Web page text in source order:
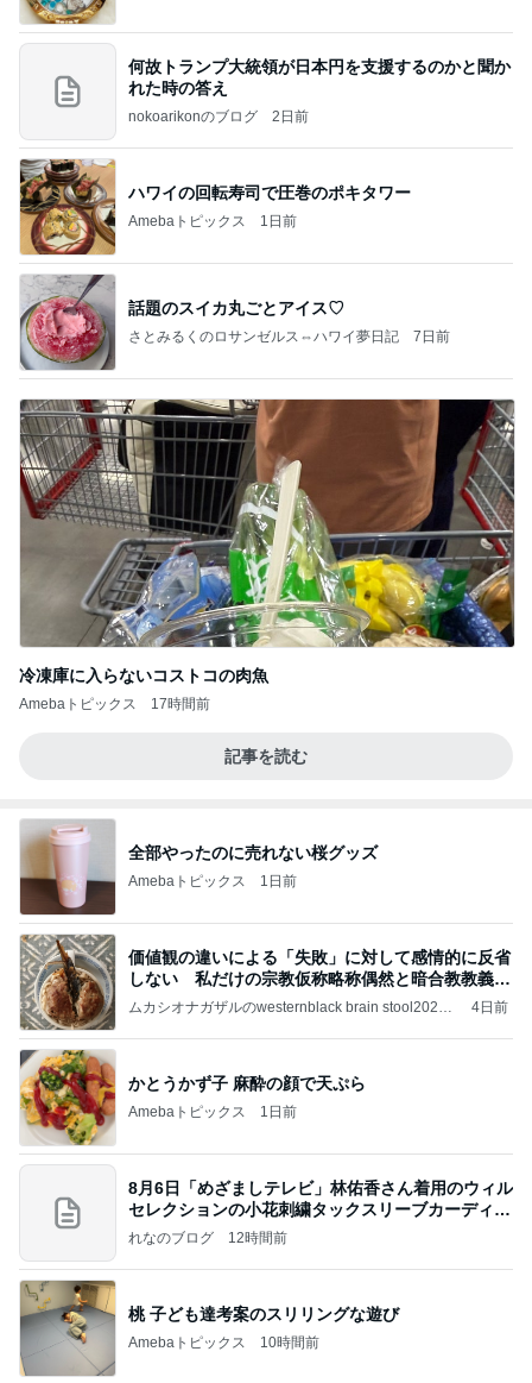
何故トランプ大統領が日本円を支援するのかと聞か
れた時の答え
nokoarikonのブログ 2日前
ハワイの回転寿司で圧巻のポキタワー
Amebaトピックス 1日前
話題のスイカ丸ごとアイス♡
さとみるくのロサンゼルス⇔ハワイ夢日記 7日前
冷凍庫に入らないコストコの肉魚
Amebaトピックス 17時間前
記事を読む
全部やったのに売れない桜グッズ
Amebaトピックス 1日前
価値観の違いによる「失敗」に対して感情的に反省
しない 私だけの宗教仮称略称偶然と暗合教教義候
補
ムカシオナガザルのwesternblack brain stool2024
ガザル
4日前
かとうかず子 麻酔の顔で天ぷら
Amebaトピックス 1日前
8月6日「めざましテレビ」林佑香さん着用のウィル
セレクションの小花刺繍タックスリーブカーディガ
ン
れなのブログ 12時間前
桃 子ども達考案のスリリングな遊び
Amebaトピックス 10時間前